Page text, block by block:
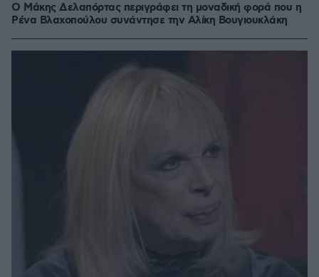
Ο Μάκης Δελαπόρτας περιγράφει τη μοναδική φορά που η
Ρένα Βλαχοπούλου συνάντησε την Αλίκη Βουγιουκλάκη